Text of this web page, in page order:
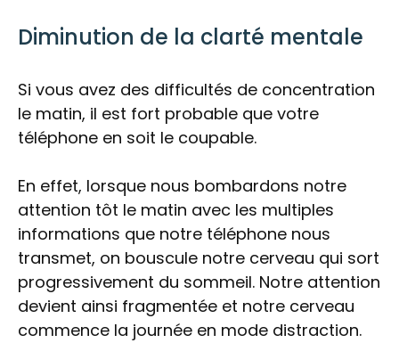
Diminution de la clarté mentale
Si vous avez des difficultés de concentration
le matin, il est fort probable que votre
téléphone en soit le coupable.
En effet, lorsque nous bombardons notre
attention tôt le matin avec les multiples
informations que notre téléphone nous
transmet, on bouscule notre cerveau qui sort
progressivement du sommeil. Notre attention
devient ainsi fragmentée et notre cerveau
commence la journée en mode distraction.